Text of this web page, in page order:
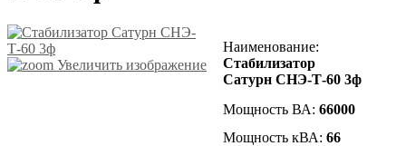
Увеличить изображение
Наименование:
Стабилизатор
Сатурн СНЭ-Т-60 3ф
Мощность ВА: 66000
Мощность кВА: 66